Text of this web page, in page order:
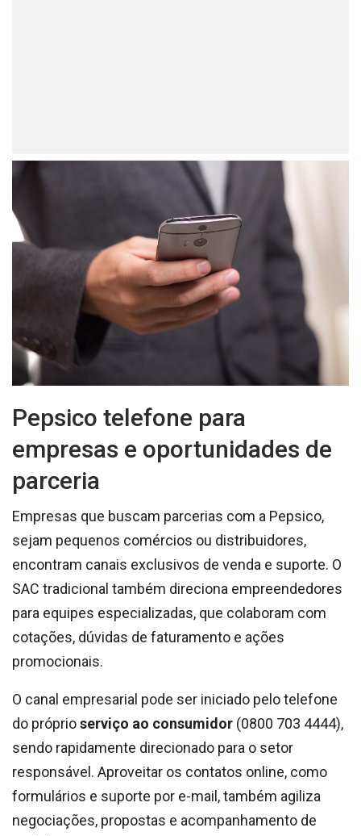
Pepsico telefone para
empresas e oportunidades de
parceria
Empresas que buscam parcerias com a Pepsico,
sejam pequenos comércios ou distribuidores,
encontram canais exclusivos de venda e suporte. O
SAC tradicional também direciona empreendedores
para equipes especializadas, que colaboram com
cotações, dúvidas de faturamento e ações
promocionais.
O canal empresarial pode ser iniciado pelo telefone
do próprioserviço ao consumidor (0800 703 4444),
sendo rapidamente direcionado para o setor
responsável. Aproveitar os contatos online, como
formulários e suporte por e-mail, também agiliza
negociações, propostas e acompanhamento de